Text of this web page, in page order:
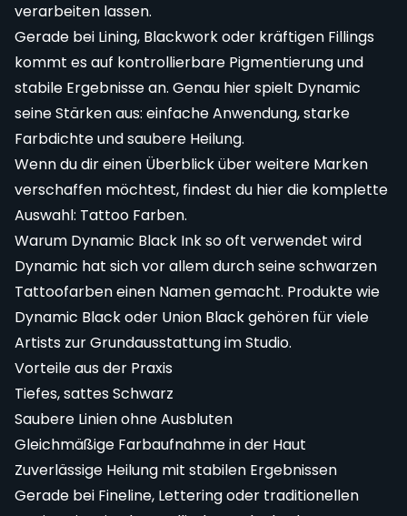
verarbeiten lassen.
Gerade bei Lining, Blackwork oder kräftigen Fillings
kommt es auf kontrollierbare Pigmentierung und
stabile Ergebnisse an. Genau hier spielt Dynamic
seine Stärken aus: einfache Anwendung, starke
Farbdichte und saubere Heilung.
Wenn du dir einen Überblick über weitere Marken
verschaffen möchtest, findest du hier die komplette
Auswahl: Tattoo Farben.
Warum Dynamic Black Ink so oft verwendet wird
Dynamic hat sich vor allem durch seine schwarzen
Tattoofarben einen Namen gemacht. Produkte wie
Dynamic Black oder Union Black gehören für viele
Artists zur Grundausstattung im Studio.
Vorteile aus der Praxis
Tiefes, sattes Schwarz
Saubere Linien ohne Ausbluten
Gleichmäßige Farbaufnahme in der Haut
Zuverlässige Heilung mit stabilen Ergebnissen
Gerade bei Fineline, Lettering oder traditionellen